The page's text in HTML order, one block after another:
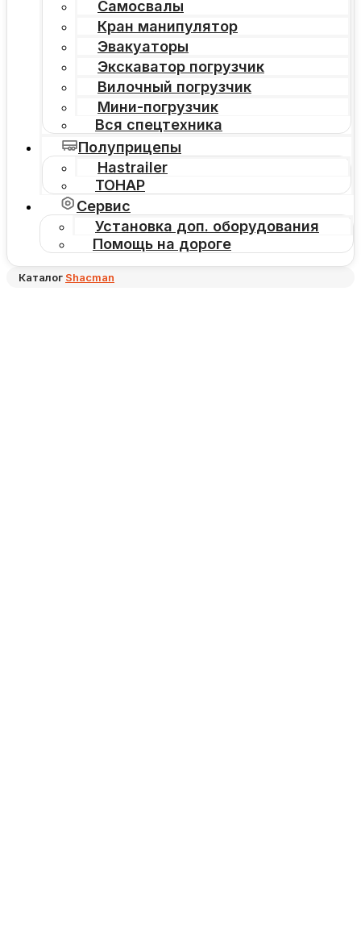
Самосвалы
Кран манипулятор
Эвакуаторы
Экскаватор погрузчик
Вилочный погрузчик
Мини-погрузчик
Вся спецтехника
Полуприцепы
Hastrailer
ТОНАР
Сервис
Установка доп. оборудования
Помощь на дороге
Каталог Shacman